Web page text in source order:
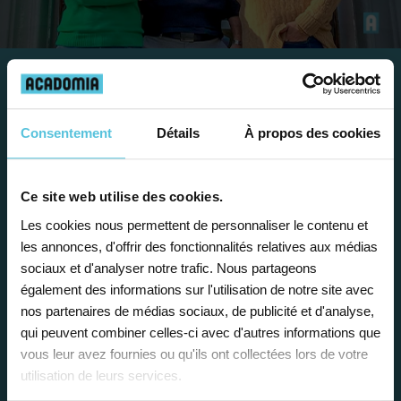
Consentement Détails À propos des cookies
Ce site web utilise des cookies.
Les cookies nous permettent de personnaliser le contenu et
les annonces, d'offrir des fonctionnalités relatives aux médias
sociaux et d'analyser notre trafic. Nous partageons
également des informations sur l'utilisation de notre site avec
nos partenaires de médias sociaux, de publicité et d'analyse,
qui peuvent combiner celles-ci avec d'autres informations que
vous leur avez fournies ou qu'ils ont collectées lors de votre
utilisation de leurs services.
Travailler chez Acadomia
nombreux
Enseignez près de chez vous, selon
vos horaires
Afin de garantir le meilleur